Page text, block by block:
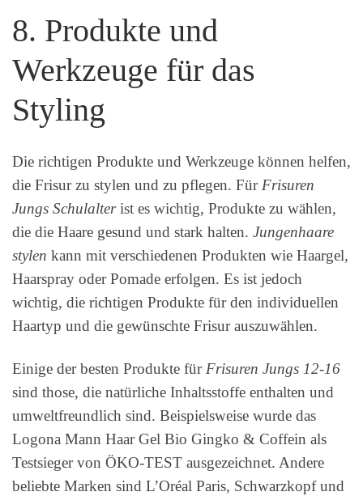
8. Produkte und
Werkzeuge für das
Styling
Die richtigen Produkte und Werkzeuge können helfen,
die Frisur zu stylen und zu pflegen. Für Frisuren
Jungs Schulalterist es wichtig, Produkte zu wählen,
die die Haare gesund und stark halten. Jungenhaare
stylen kann mit verschiedenen Produkten wie Haargel,
Haarspray oder Pomade erfolgen. Es ist jedoch
wichtig, die richtigen Produkte für den individuellen
Haartyp und die gewünschte Frisur auszuwählen.
Einige der besten Produkte für Frisuren Jungs 12-16
sind those, die natürliche Inhaltsstoffe enthalten und
umweltfreundlich sind. Beispielsweise wurde das
Logona Mann Haar Gel Bio Gingko & Coffein als
Testsieger von ÖKO-TEST ausgezeichnet. Andere
beliebte Marken sind L’Oréal Paris, Schwarzkopf und